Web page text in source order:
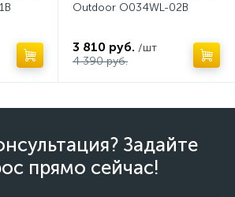
Outdoor O034WL-02B
3 810 руб. /шт
4 390 руб.
Задайте
прямо сейчас!